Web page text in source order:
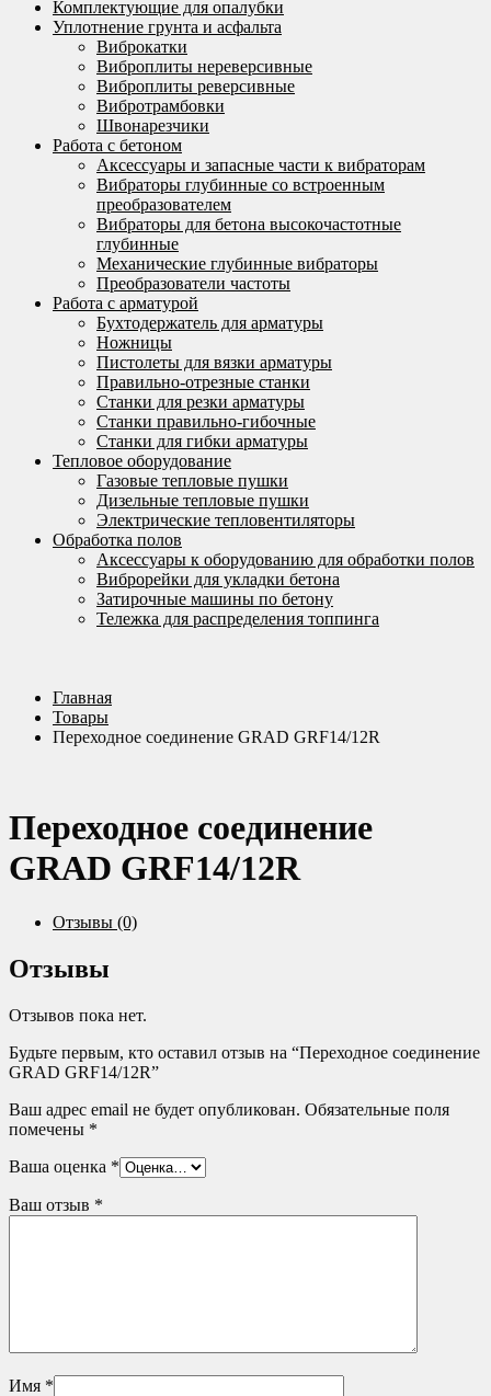
Комплектующие для опалубки
Уплотнение грунта и асфальта
Виброкатки
Виброплиты нереверсивные
Виброплиты реверсивные
Вибротрамбовки
Швонарезчики
Работа с бетоном
Аксессуары и запасные части к вибраторам
Вибраторы глубинные со встроенным
преобразователем
Вибраторы для бетона высокочастотные
глубинные
Механические глубинные вибраторы
Преобразователи частоты
Работа с арматурой
Бухтодержатель для арматуры
Ножницы
Пистолеты для вязки арматуры
Правильно-отрезные станки
Станки для резки арматуры
Станки правильно-гибочные
Станки для гибки арматуры
Тепловое оборудование
Газовые тепловые пушки
Дизельные тепловые пушки
Электрические тепловентиляторы
Обработка полов
Аксессуары к оборудованию для обработки полов
Виброрейки для укладки бетона
Затирочные машины по бетону
Тележка для распределения топпинга
Главная
Товары
Переходное соединение GRAD GRF14/12R
Переходное соединение
GRAD GRF14/12R
Отзывы (0)
Отзывы
Отзывов пока нет.
Будьте первым, кто оставил отзыв на “Переходное соединение
GRAD GRF14/12R”
Ваш адрес email не будет опубликован. Обязательные поля
помечены *
Ваша оценка *
Ваш отзыв *
Имя *